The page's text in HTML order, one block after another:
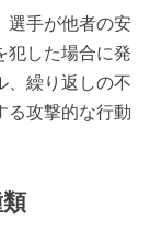
選手が他者の安
犯した場合に発
、繰り返しの不
る攻撃的な行動